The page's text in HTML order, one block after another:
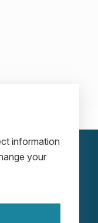
information
your